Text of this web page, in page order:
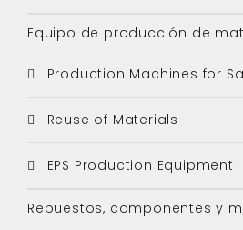
Equipo de producción de
Production Machines for
Reuse of Materials
EPS Production Equipment
Repuestos, componentes y